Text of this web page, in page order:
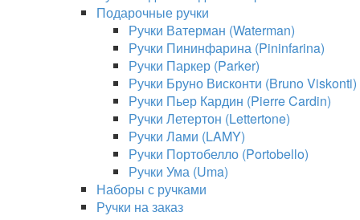
Подарочные ручки
Ручки Ватерман (Waterman)
Ручки Пининфарина (Pininfarina)
Ручки Паркер (Parker)
Ручки Бруно Висконти (Bruno Viskonti)
Ручки Пьер Кардин (Pierre Cardin)
Ручки Летертон (Lettertone)
Ручки Лами (LAMY)
Ручки Портобелло (Portobello)
Ручки Ума (Uma)
Наборы с ручками
Ручки на заказ